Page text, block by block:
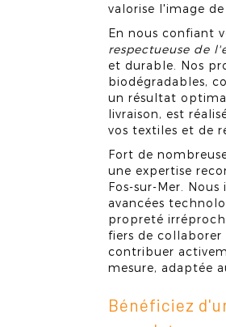
valorise l'image
En nous confiant
respectueuse de
et durable. Nos
biodégradables,
un résultat
livraison, est
vos textiles et de
Fort de
une expertise
Fos-sur-Mer.
avancées
propreté
fiers de
contribuer
mesure, adaptée
Bénéficiez